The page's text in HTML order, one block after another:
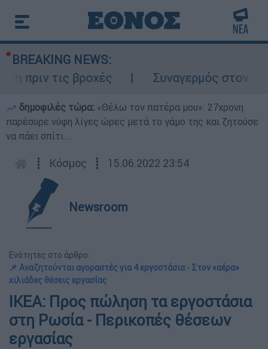
BREAKING NEWS:
τις βροχές
Συναγερμός στον
δημοφιλές τώρα: «Θέλω τον πατέρα μου»: 27χρονη
παρέσυρε νύφη λίγες ώρες μετά το γάμο της και ζητούσε
να πάει σπίτι...
┋ Κόσμος ┋ 15.06.2022 23:54
Newsroom
Ενότητες στο άρθρο:
📌 Αναζητούνται αγοραστές για 4 εργοστάσια - Στον «αέρα»
χιλιάδες θέσεις εργασίας
ΙΚΕΑ: Προς πώληση τα εργοστάσια
στη Ρωσία - Περικοπές θέσεων
εργασίας